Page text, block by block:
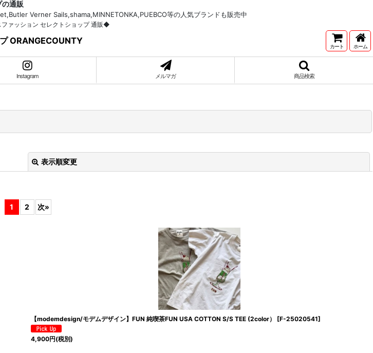
通販
Verner Sails,shama,MINNETONKA,PUEBCO等の人気ブランドも販売中
ァッション セレクトショップ 通販◆
ORANGECOUNTY
カート ホーム
Instagram メルマガ 商品検索
表示順変更
1 2 次»
【modemdesign/モデムデザイン】FUN 純喫茶FUN USA COTTON S/S TEE (2color） [F-25020541]
4,900円(税別)